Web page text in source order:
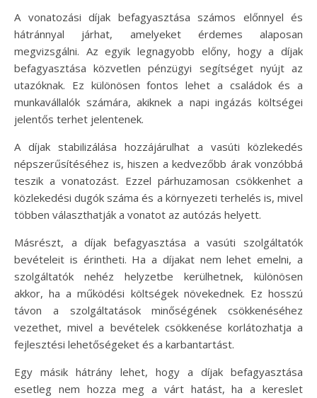
A vonatozási díjak befagyasztása számos előnnyel és
hátránnyal járhat, amelyeket érdemes alaposan
megvizsgálni. Az egyik legnagyobb előny, hogy a díjak
befagyasztása közvetlen pénzügyi segítséget nyújt az
utazóknak. Ez különösen fontos lehet a családok és a
munkavállalók számára, akiknek a napi ingázás költségei
jelentős terhet jelentenek.
A díjak stabilizálása hozzájárulhat a vasúti közlekedés
népszerűsítéséhez is, hiszen a kedvezőbb árak vonzóbbá
teszik a vonatozást. Ezzel párhuzamosan csökkenhet a
közlekedési dugók száma és a környezeti terhelés is, mivel
többen választhatják a vonatot az autózás helyett.
Másrészt, a díjak befagyasztása a vasúti szolgáltatók
bevételeit is érintheti. Ha a díjakat nem lehet emelni, a
szolgáltatók nehéz helyzetbe kerülhetnek, különösen
akkor, ha a működési költségek növekednek. Ez hosszú
távon a szolgáltatások minőségének csökkenéséhez
vezethet, mivel a bevételek csökkenése korlátozhatja a
fejlesztési lehetőségeket és a karbantartást.
Egy másik hátrány lehet, hogy a díjak befagyasztása
esetleg nem hozza meg a várt hatást, ha a kereslet